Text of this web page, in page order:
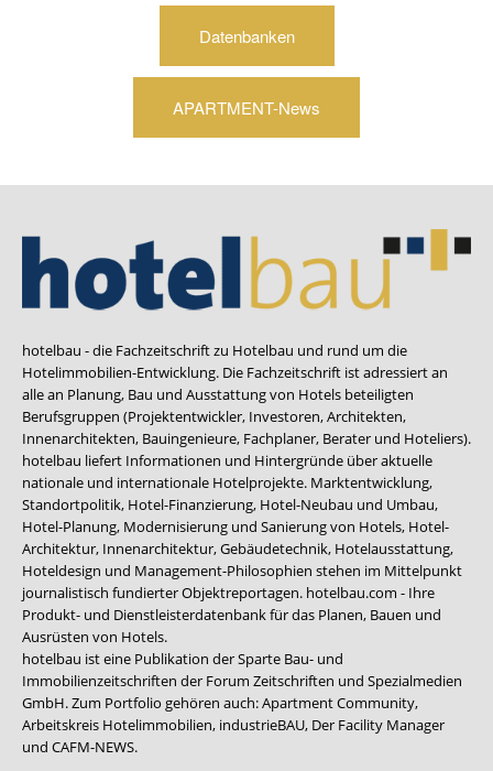
Datenbanken
APARTMENT-News
hotelbau - die Fachzeitschrift zu Hotelbau und rund um die
Hotelimmobilien-Entwicklung. Die Fachzeitschrift ist adressiert an
alle an Planung, Bau und Ausstattung von Hotels beteiligten
Berufsgruppen (Projektentwickler, Investoren, Architekten,
Innenarchitekten, Bauingenieure, Fachplaner, Berater und Hoteliers).
hotelbau liefert Informationen und Hintergründe über aktuelle
nationale und internationale Hotelprojekte. Marktentwicklung,
Standortpolitik, Hotel-Finanzierung, Hotel-Neubau und Umbau,
Hotel-Planung, Modernisierung und Sanierung von Hotels, Hotel-
Architektur, Innenarchitektur, Gebäudetechnik, Hotelausstattung,
Hoteldesign und Management-Philosophien stehen im Mittelpunkt
journalistisch fundierter Objektreportagen. hotelbau.com - Ihre
Produkt- und Dienstleisterdatenbank für das Planen, Bauen und
Ausrüsten von Hotels.
hotelbau ist eine Publikation der Sparte Bau- und
Immobilienzeitschriften der Forum Zeitschriften und Spezialmedien
GmbH. Zum Portfolio gehören auch:Apartment Community,
Arbeitskreis Hotelimmobilien, industrieBAU, Der Facility Manager
und CAFM-NEWS.